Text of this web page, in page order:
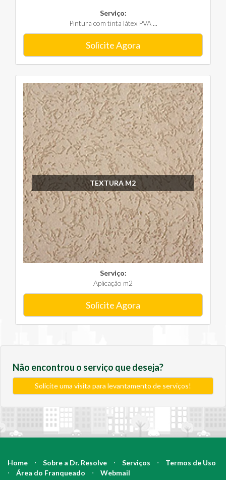
Serviço:
Pintura com tinta látex PVA ...
Solicite Agora
TEXTURA M2
Serviço:
Aplicação m2
Solicite Agora
Não encontrou o serviço que deseja?
Solicite uma visita para levantamento de serviços!
Home ⋅ Sobre a Dr. Resolve ⋅ Serviços ⋅
Termos de Uso
⋅
Área do Franqueado ⋅
Webmail